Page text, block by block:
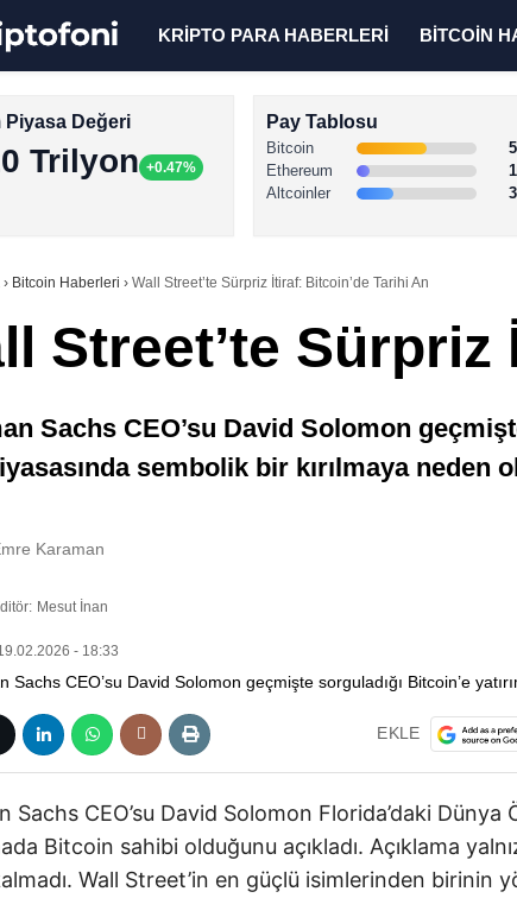
KRİPTO PARA HABERLERİ BİTCOİN
Piyasa Değeri
Trilyon +0.47%
Pay Tablosu
Bitcoin
Ethereum
Altcoinler
› Bitcoin Haberleri › Wall Street’te Sürpriz İtiraf: Bitcoin’de Tarihi An
Street’te
Sachs CEO’su David Solomon
sembolik bir kırılmaya neden
Karaman
Mesut İnan
- 18:33
EKLE
Sachs CEO’su David Solomon Florida’daki Dünya
Bitcoin sahibi olduğunu açıkladı. Açıklama
Wall Street’in en güçlü isimlerinden birinin